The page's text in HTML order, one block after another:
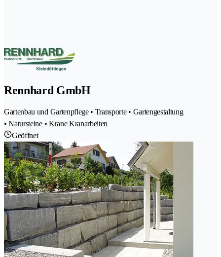
Rennhard GmbH
Gartenbau und Gartenpflege • Transporte • Gartengestaltung
• Natursteine • Krane Kranarbeiten
Geöffnet